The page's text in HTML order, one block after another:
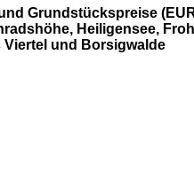
Grundstückspreise
Heiligensee,
Viertel und Borsigwalde